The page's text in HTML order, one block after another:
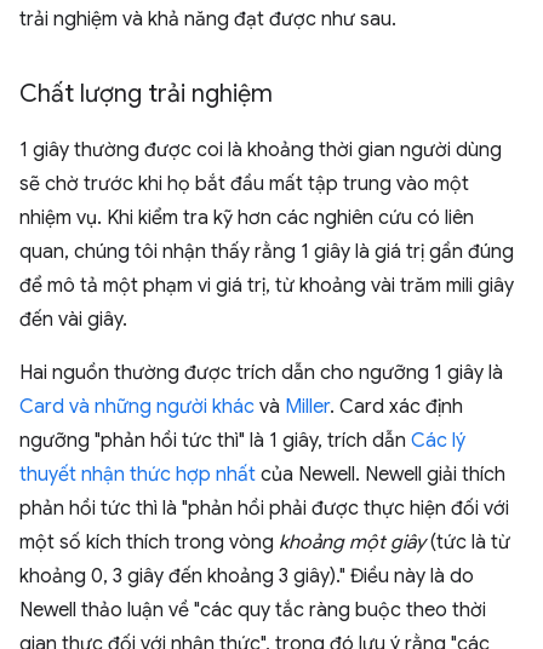
trải nghiệm và khả năng đạt được như sau.
Chất lượng trải nghiệm
1 giây thường được coi là khoảng thời gian người dùng
sẽ chờ trước khi họ bắt đầu mất tập trung vào một
nhiệm vụ. Khi kiểm tra kỹ hơn các nghiên cứu có liên
quan, chúng tôi nhận thấy rằng 1 giây là giá trị gần đúng
để mô tả một phạm vi giá trị, từ khoảng vài trăm mili giây
đến vài giây.
Hai nguồn thường được trích dẫn cho ngưỡng 1 giây là
Card và những người khác và Miller. Card xác định
ngưỡng "phản hồi tức thì" là 1 giây, trích dẫn Các lý
thuyết nhận thức hợp nhất của Newell. Newell giải thích
phản hồi tức thì là "phản hồi phải được thực hiện đối với
một số kích thích trong vòng khoảng một giây(tức là từ
khoảng 0, 3 giây đến khoảng 3 giây)." Điều này là do
Newell thảo luận về "các quy tắc ràng buộc theo thời